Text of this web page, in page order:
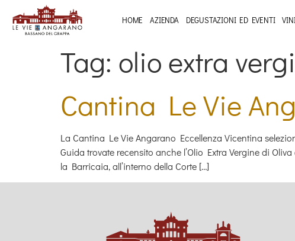
HOME AZIENDA DEGUSTAZIONI ED EVENTI
Tag: olio extra
Cantina Le Vie
La Cantina Le Vie Angarano Eccellenza Vicentina
Guida trovate recensito anche l’Olio Extra Vergine di
la Barricaia, all’interno della Corte […]